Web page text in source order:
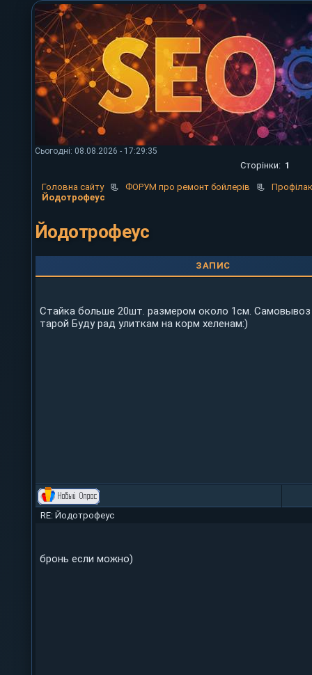
Сьогодні: 08.08.2026 - 17:29:35
Сторінки: 1
Головна сайту 📃 ФОРУМ про ремонт бойлерів 📃
Йодотрофеус
Йодотрофеус
ЗАПИС
Стайка больше 20шт. размером около 1см. Самовывоз
тарой Буду рад улиткам на корм хеленам:)
RE: Йодотрофеус
бронь если можно)